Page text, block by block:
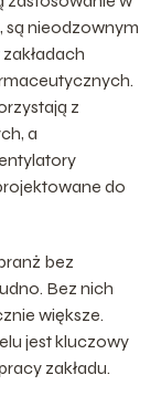
są nieodzownym
z
a
do
bez
Bez nich
większe.
jest kluczowy
zakładu.